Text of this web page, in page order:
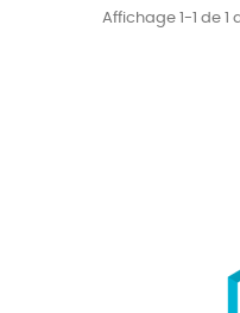
Affichage 1-1 de 1